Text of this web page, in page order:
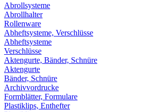
Abrollsysteme
Abrollhalter
Rollenware
Abheftsysteme, Verschlüsse
Abheftsysteme
Verschlüsse
Aktengurte, Bänder, Schnüre
Aktengurte
Bänder, Schnüre
Archivvordrucke
Formblätter, Formulare
Plastiklips, Enthefter